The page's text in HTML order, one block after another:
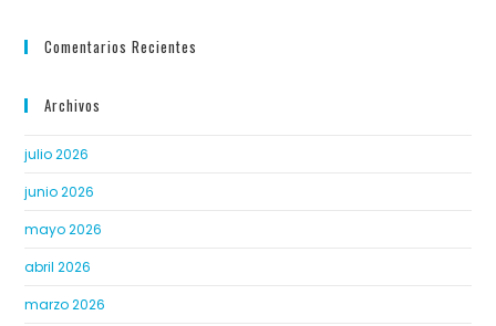
Comentarios Recientes
Archivos
julio 2026
junio 2026
mayo 2026
abril 2026
marzo 2026